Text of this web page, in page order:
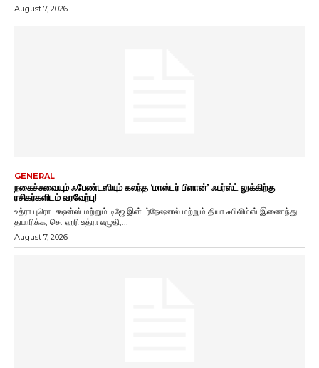
August 7, 2026
GENERAL
நகைச்சுவையும் ஃபேண்டஸியும் கலந்த ‘மாஸ்டர் பிளான்’ ஃபர்ஸ்ட் லுக்கிற்கு
ரசிகர்களிடம் வரவேற்பு!
உத்ரா புரொடக்ஷன்ஸ் மற்றும் டிஜே இன்டர்நேஷனல் மற்றும் தியா ஃபிலிம்ஸ் இணைந்து
தயாரிக்க, செ. ஹரி உத்ரா எழுதி,...
August 7, 2026